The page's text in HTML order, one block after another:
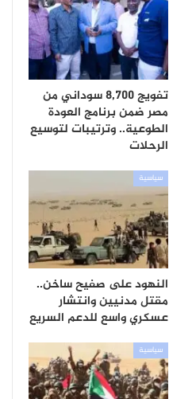
تفويج 8,700 سوداني من
مصر ضمن برنامج العودة
الطوعية.. وترتيبات لتوسيع
الرحلات
سياسية
النهود على صفيح ساخن..
مقتل مدنيين وانتشار
عسكري واسع للدعم السريع
سياسية